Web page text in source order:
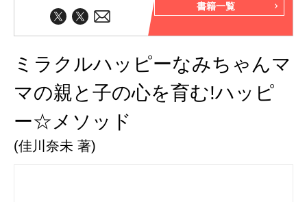
書籍一覧
ミラクルハッピーなみちゃんマ
マの親と子の心を育む!ハッピ
ー☆メソッド
(佳川奈未 著)